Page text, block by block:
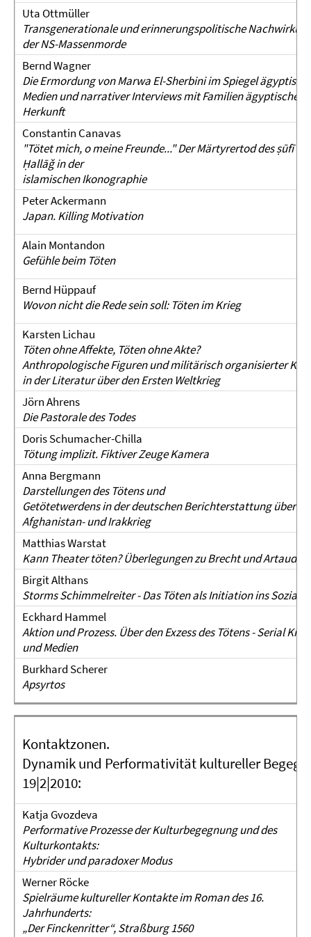
Uta Ottmüller
Transgenerationale und erinnerungspolitische
der NS-Massenmorde
Bernd Wagner
Die Ermordung von Marwa El-Sherbini im Spiegel
Medien und narrativer Interviews mit Familien ägyptischer
Herkunft
Constantin Canavas
"Tötet mich, o meine Freunde..." Der Märtyrertod des ṣūfī al-
Ḥallāǧ in der
islamischen Ikonographie
Peter Ackermann
Japan. Killing Motivation
Alain Montandon
Gefühle beim Töten
Bernd Hüppauf
Wovon nicht die Rede sein soll: Töten im Krieg
Karsten Lichau
Töten ohne Affekte, Töten ohne Akte?
Anthropologische Figuren und militärisch organisierter
in der Literatur über den Ersten Weltkrieg
Jörn Ahrens
Die Pastorale des Todes
Doris Schumacher-Chilla
Tötung implizit. Fiktiver Zeuge Kamera
Anna Bergmann
Darstellungen des Tötens und
Getötetwerdens in der deutschen Berichterstattung über
Afghanistan- und Irakkrieg
Matthias Warstat
Kann Theater töten? Überlegungen zu Brecht und Artaud
Birgit Althans
Storms Schimmelreiter - Das Töten als Initiation ins Soziale
Eckhard Hammel
Aktion und Prozess. Über den Exzess des Tötens - Serial Killer
und Medien
Burkhard Scherer
Apsyrtos
Kontaktzonen.
Dynamik und Performativität kultureller
19|2|2010:
Katja Gvozdeva
Performative Prozesse der Kulturbegegnung und des
Kulturkontakts:
Hybrider und paradoxer Modus
Werner Röcke
Spielräume kultureller Kontakte im Roman des 16.
Jahrhunderts:
„Der Finckenritter“, Straßburg 1560